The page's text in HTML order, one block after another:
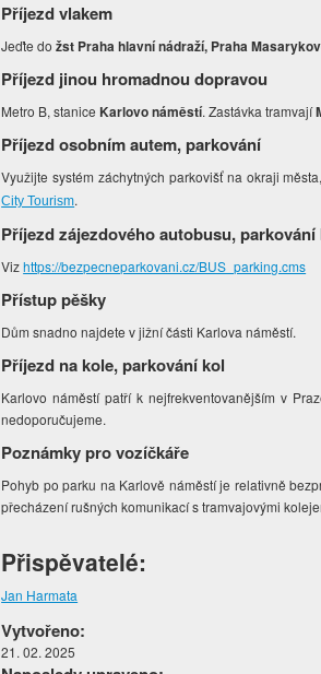
Příjezd vlakem
Jeďte dožst Praha hlavní nádraží, Praha
Příjezd jinou hromadnou dopravou
Metro B, stanice Karlovo náměstí. Zastávka tramvají
Příjezd osobním autem, parkování
Využijte systém záchytných parkovišť na okraji
City Tourism.
Příjezd zájezdového autobusu, parkování
Vizhttps://bezpecneparkovani.cz/BUS_parking.cms
Přístup pěšky
Dům snadno najdete v jižní části Karlova náměstí.
Příjezd na kole, parkování kol
Karlovo náměstí patří k nejfrekventovanějším v
nedoporučujeme.
Poznámky pro vozíčkáře
Pohyb po parku na Karlově náměstí je relativně
přecházení rušných komunikací s tramvajovými
Přispěvatelé:
Jan Harmata
Vytvořeno:
21. 02. 2025